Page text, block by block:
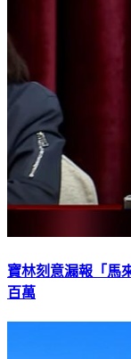
寶林刻意漏報「馬